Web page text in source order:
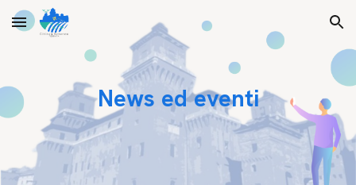
Skip to main content Skip to navigation
News ed eventi